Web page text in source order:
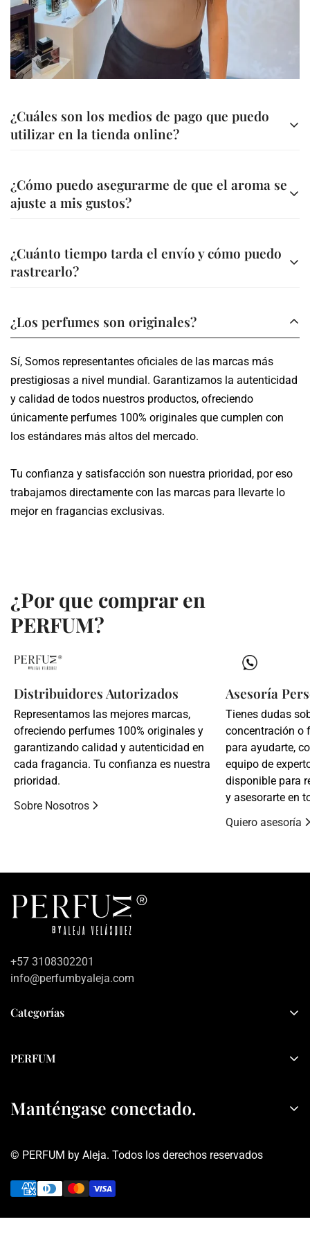
¿Cuáles son los medios de pago que puedo
utilizar en la tienda online?
comodidad
Credishop)
¿Cómo puedo asegurarme de que el aroma se
ajuste a mis gustos?
la fragancia ideal. Además, en la descripción de cada
perfume encontrarás información detallada sobre sus
¿Cuánto tiempo tarda el envío y cómo puedo
rastrearlo?
dependiendo de tu ubicación.
Te proporcionamos un número de seguimiento para que
puedas monitorear el estado de tu pedido en tiempo real.
¿Los perfumes son originales?
Sí, Somos representantes oficiales de las marcas más
prestigiosas a nivel mundial. Garantizamos la autenticidad
y calidad de todos nuestros productos, ofreciendo
únicamente perfumes 100% originales que cumplen con
los estándares más altos del mercado.
Tu confianza y satisfacción son nuestra prioridad, por eso
trabajamos directamente con las marcas para llevarte lo
mejor en fragancias exclusivas.
¿Por que comprar en
PERFUM?
Distribuidores Autorizados
Representamos las mejores marcas,
ofreciendo perfumes 100% originales y
garantizando calidad y autenticidad en
cada fragancia. Tu confianza es nuestra
prioridad.
Sobre Nosotros
Asesoría
Tienes dudas
concentración o
para ayudarte,
equipo de
disponible para
y asesorarte en
Quiero asesoría
+57 3108302201
info@perfumbyaleja.com
Categorías
Mujer
Sets
PERFUM
Contacto
Términos y condiciones
Manténgase conectado.
Obtén información sobre descuentos y ofertas, tranquis no
seremos Spam
© PERFUM by Aleja. Todos los derechos reservados
Are you 18 years old or older?
No, I'm not Yes, I am